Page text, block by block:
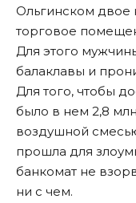
Ольгинском двое
торговое
Для этого
балаклавы и
Для того, чтобы
было в нем 2,8
воздушной
прошла для
банкомат не
ни с чем.